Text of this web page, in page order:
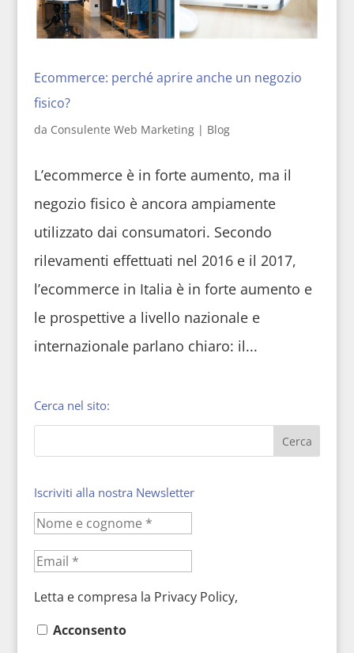
Ecommerce: perché aprire anche un negozio
fisico?
da Consulente Web Marketing| Blog
L’ecommerce è in forte aumento, ma il
negozio fisico è ancora ampiamente
utilizzato dai consumatori. Secondo
rilevamenti effettuati nel 2016 e il 2017,
l’ecommerce in Italia è in forte aumento e
le prospettive a livello nazionale e
internazionale parlano chiaro: il...
Cerca nel sito:
Iscriviti alla nostra Newsletter
Letta e compresa la Privacy Policy,
Acconsento